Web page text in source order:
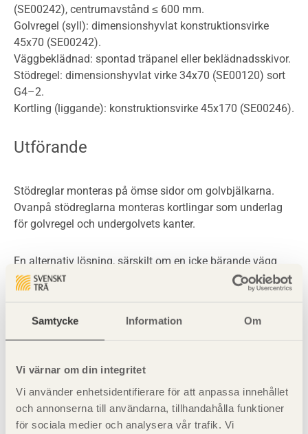
Samtycke Information Om
Vi värnar om din integritet
Vi använder enhetsidentifierare för att anpassa innehållet
och annonserna till användarna, tillhandahålla funktioner
för sociala medier och analysera vår trafik. Vi
(SE00242), centrumavstånd ≤ 600 mm.
Golvregel (syll): dimensionshyvlat konstruktionsvirke
45x70 (SE00242).
Väggbeklädnad: spontad träpanel eller beklädnadsskivor.
Stödregel: dimensionshyvlat virke 34x70 (SE00120) sort
G4–2.
Kortling (liggande): konstruktionsvirke 45x170 (SE00246).
Utförande
Stödreglar monteras på ömse sidor om golvbjälkarna.
Ovanpå stödreglarna monteras kortlingar som underlag
för golvregel och undergolvets kanter.
En alternativ lösning, särskilt om en icke bärande vägg
går vinkelrätt mot underliggande bjälkar, är att montera
väggkonstruktionen ovanpå undergolvet. Detta kan vara
bort.
Se även
Dimensionering